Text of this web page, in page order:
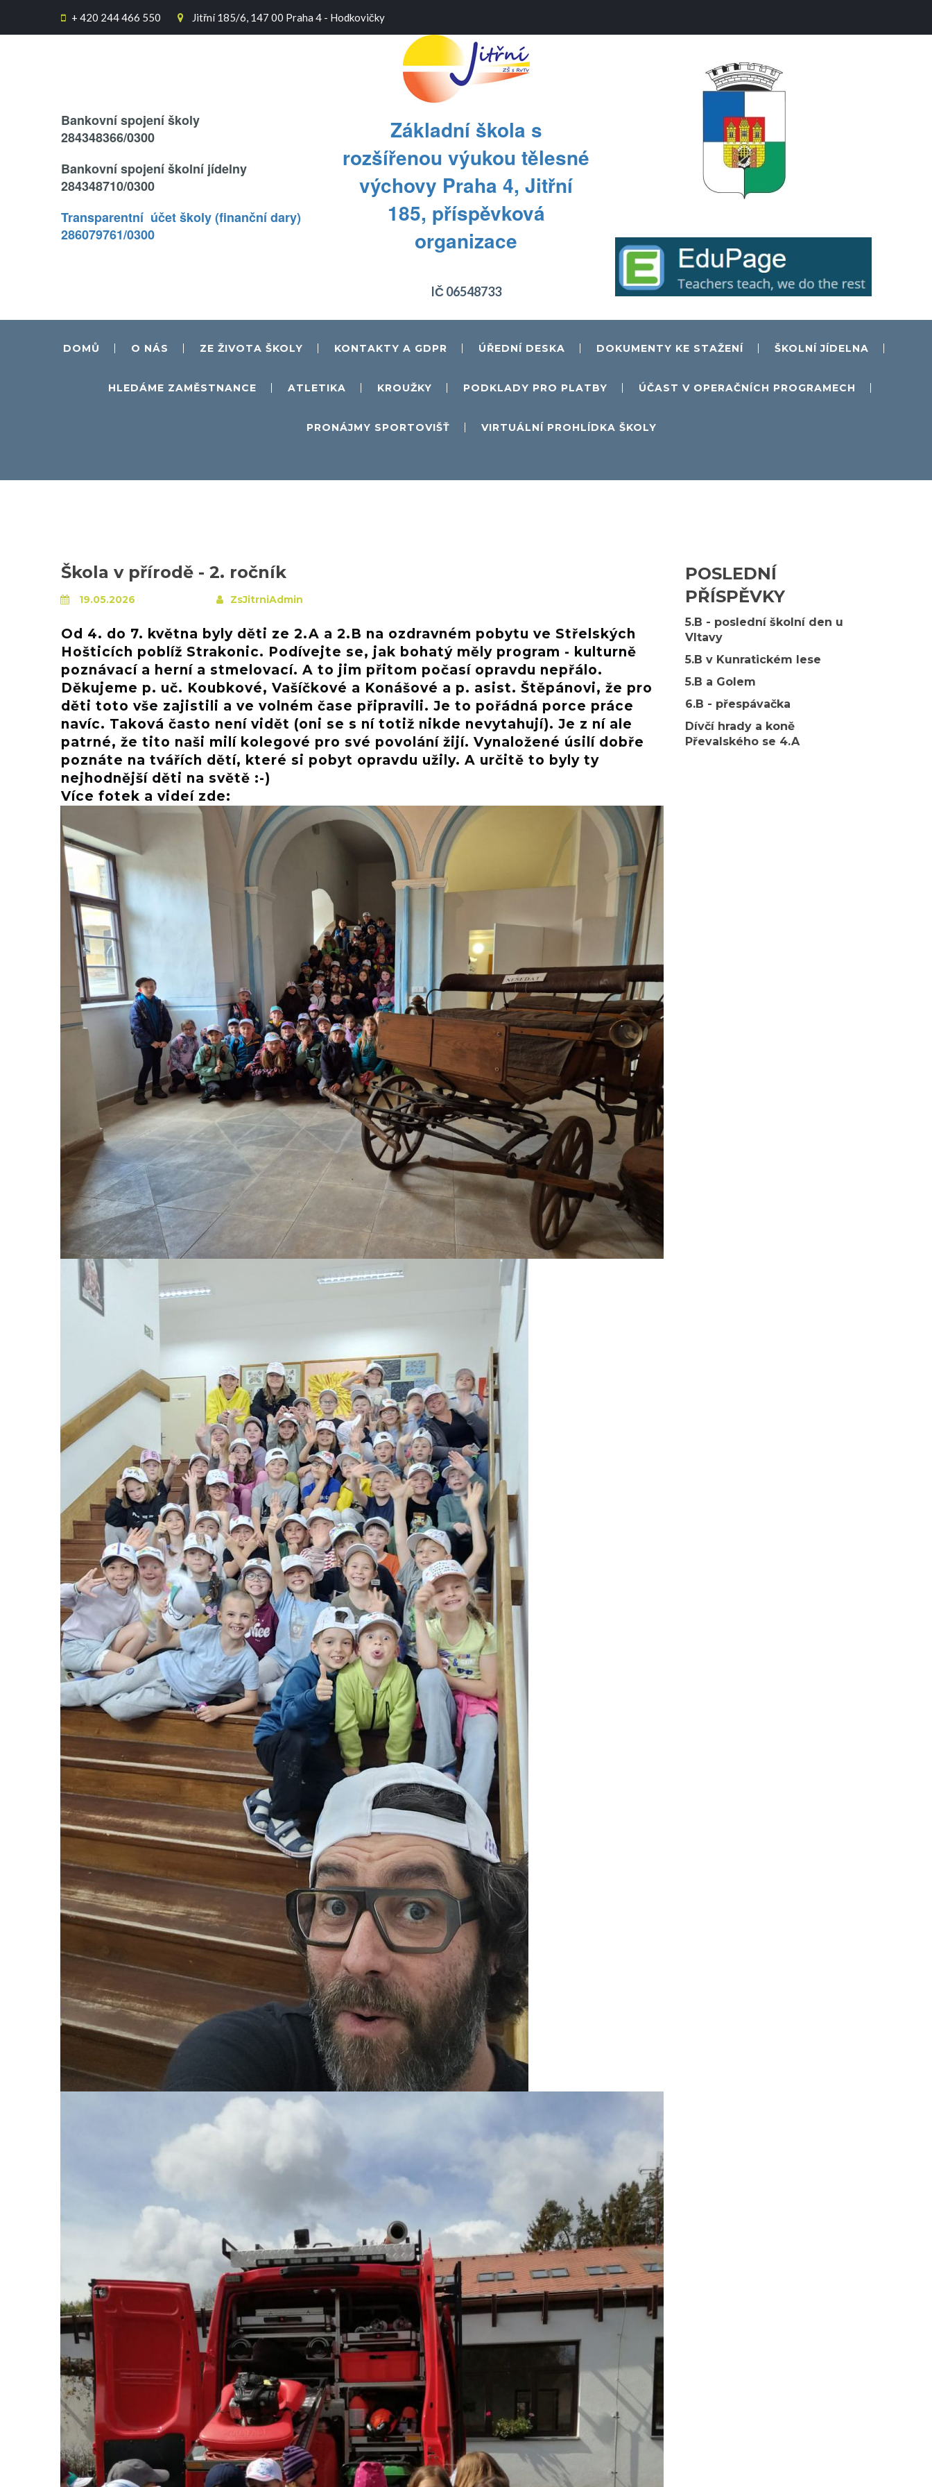
 + 420 244 466 550  Jitřní 185/6, 147 00 Praha 4 - Hodkovičky
Bankovní spojení školy
284348366/0300
Bankovní spojení školní jídelny
284348710/0300
Transparentní účet školy (finanční dary)
286079761/0300
Základní škola s
rozšířenou výukou tělesné
výchovy Praha 4, Jitřní
185, příspěvková
organizace
IČ 06548733
DOMŮ O NÁS ZE ŽIVOTA ŠKOLY KONTAKTY A GDPR ÚŘEDNÍ DESKA DOKUMENTY KE STAŽENÍ ŠKOLNÍ JÍDELNA
HLEDÁME ZAMĚSTNANCE ATLETIKA KROUŽKY PODKLADY PRO PLATBY ÚČAST V OPERAČNÍCH PROGRAMECH
PRONÁJMY SPORTOVIŠŤ VIRTUÁLNÍ PROHLÍDKA ŠKOLY
Škola v přírodě - 2. ročník
19.05.2026 ZsJitrniAdmin
Od 4. do 7. května byly děti ze 2.A a 2.B na ozdravném pobytu ve Střelských
Hošticích poblíž Strakonic. Podívejte se, jak bohatý měly program - kulturně
poznávací a herní a stmelovací. A to jim přitom počasí opravdu nepřálo.
Děkujeme p. uč. Koubkové, Vašíčkové a Konášové a p. asist. Štěpánovi, že pro
děti toto vše zajistili a ve volném čase připravili. Je to pořádná porce práce
navíc. Taková často není vidět (oni se s ní totiž nikde nevytahují). Je z ní ale
patrné, že tito naši milí kolegové pro své povolání žijí. Vynaložené úsilí dobře
poznáte na tvářích dětí, které si pobyt opravdu užily. A určitě to byly ty
nejhodnější děti na světě :-)
Více fotek a videí zde:
POSLEDNÍ
PŘÍSPĚVKY
5.B - poslední školní den u
Vltavy
5.B v Kunratickém lese
5.B a Golem
6.B - přespávačka
Dívčí hrady a koně
Převalského se 4.A